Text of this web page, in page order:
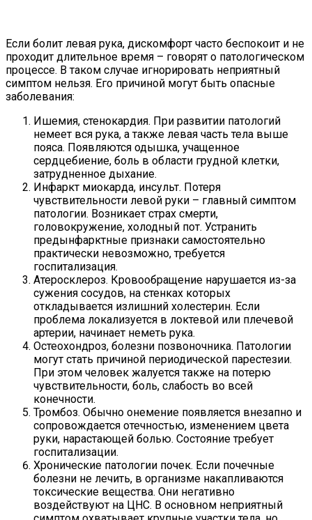
Если болит левая рука, дискомфорт часто беспокоит и не
проходит длительное время – говорят о патологическом
процессе. В таком случае игнорировать неприятный
симптом нельзя. Его причиной могут быть опасные
заболевания:
Ишемия, стенокардия. При развитии патологий
немеет вся рука, а также левая часть тела выше
пояса. Появляются одышка, учащенное
сердцебиение, боль в области грудной клетки,
затрудненное дыхание.
Инфаркт миокарда, инсульт. Потеря
чувствительности левой руки – главный симптом
патологии. Возникает страх смерти,
головокружение, холодный пот. Устранить
предынфарктные признаки самостоятельно
практически невозможно, требуется
госпитализация.
Атеросклероз. Кровообращение нарушается из-за
сужения сосудов, на стенках которых
откладывается излишний холестерин. Если
проблема локализуется в локтевой или плечевой
артерии, начинает неметь рука.
Остеохондроз, болезни позвоночника. Патологии
могут стать причиной периодической парестезии.
При этом человек жалуется также на потерю
чувствительности, боль, слабость во всей
конечности.
Тромбоз. Обычно онемение появляется внезапно и
сопровождается отечностью, изменением цвета
руки, нарастающей болью. Состояние требует
госпитализации.
Хронические патологии почек. Если почечные
болезни не лечить, в организме накапливаются
токсические вещества. Они негативно
воздействуют на ЦНС. В основном неприятный